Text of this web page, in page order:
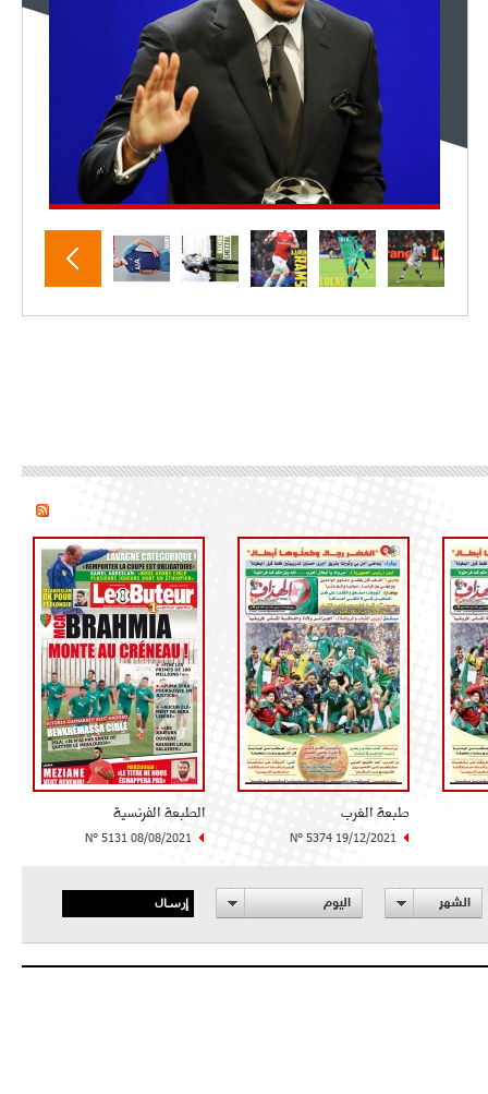
طبعة الغرب
N° 5374 19/12/2021
الطبعة الفرنسية
N° 5131 08/08/2021
الشهر اليوم إرسال